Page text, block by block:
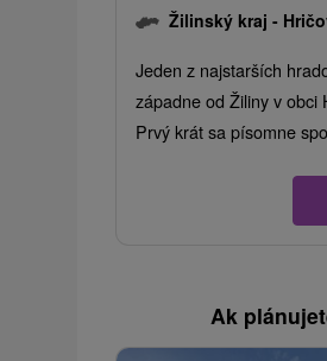
Žilinský kraj -
Jeden z najstarších
západne od Žiliny v obci
Prvý krát sa písomne
Ak